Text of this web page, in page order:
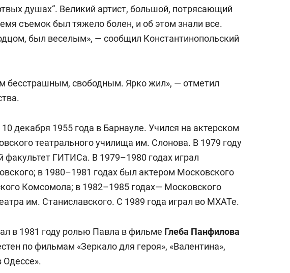
душах“. Великий артист, большой, потрясающий
съемок был тяжело болен, и об этом знали все.
был веселым», — сообщил Константинопольский
бесстрашным, свободным. Ярко жил», — отметил
декабря 1955 года в Барнауле. Учился на актерском
театрального училища им. Слонова. В 1979 году
факультет ГИТИСа. В 1979–1980 годах играл
в 1980–1981 годах был актером Московского
Комсомола; в 1982–1985 годах— Московского
им. Станиславского. С 1989 года играл во МХАТе.
в 1981 году ролью Павла в фильме Глеба Панфилова
по фильмам «Зеркало для героя», «Валентина»,
Одессе».
Психотерапевт «Фороса»:
«Директорский невроз» –
когда человек не считает
Наседкина: «Ремонт
с мебелью за 2